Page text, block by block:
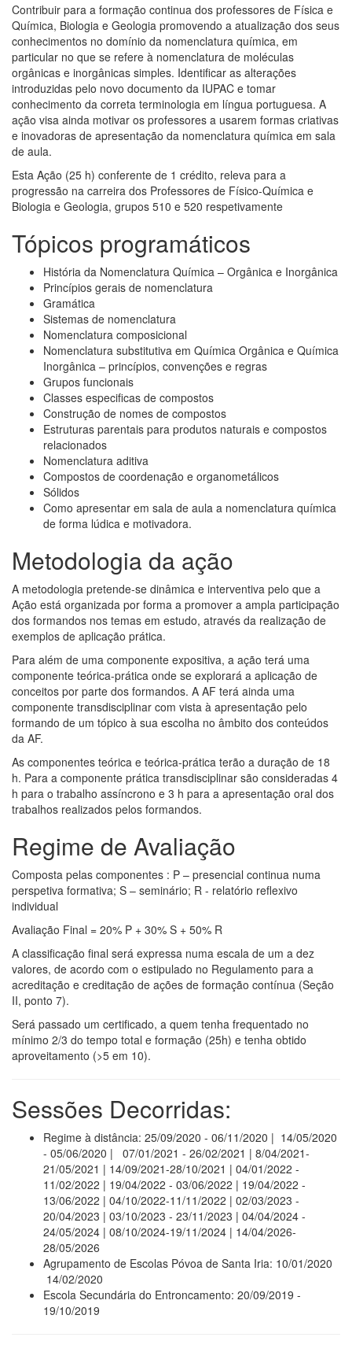
Contribuir para a formação continua dos professores de Física e
Química, Biologia e Geologia promovendo a atualização dos seus
conhecimentos no domínio da nomenclatura química, em
particular no que se refere à nomenclatura de moléculas
orgânicas e inorgânicas simples. Identificar as alterações
introduzidas pelo novo documento da IUPAC e tomar
conhecimento da correta terminologia em língua portuguesa. A
ação visa ainda motivar os professores a usarem formas criativas
e inovadoras de apresentação da nomenclatura química em sala
de aula.
Esta Ação (25 h) conferente de 1 crédito, releva para a
progressão na carreira dos Professores de Físico-Química e
Biologia e Geologia, grupos 510 e 520 respetivamente
Tópicos programáticos
História da Nomenclatura Química – Orgânica e Inorgânica
Princípios gerais de nomenclatura
Gramática
Sistemas de nomenclatura
Nomenclatura composicional
Nomenclatura substitutiva em Química Orgânica e Química
Inorgânica – princípios, convenções e regras
Grupos funcionais
Classes especificas de compostos
Construção de nomes de compostos
Estruturas parentais para produtos naturais e compostos
relacionados
Nomenclatura aditiva
Compostos de coordenação e organometálicos
Sólidos
Como apresentar em sala de aula a nomenclatura química
de forma lúdica e motivadora.
Metodologia da ação
A metodologia pretende-se dinâmica e interventiva pelo que a
Ação está organizada por forma a promover a ampla participação
dos formandos nos temas em estudo, através da realização de
exemplos de aplicação prática.
Para além de uma componente expositiva, a ação terá uma
componente teórica-prática onde se explorará a aplicação de
conceitos por parte dos formandos. A AF terá ainda uma
componente transdisciplinar com vista à apresentação pelo
formando de um tópico à sua escolha no âmbito dos conteúdos
da AF.
As componentes teórica e teórica-prática terão a duração de 18
h. Para a componente prática transdisciplinar são consideradas 4
h para o trabalho assíncrono e 3 h para a apresentação oral dos
trabalhos realizados pelos formandos.
Regime de Avaliação
Composta pelas componentes : P – presencial continua numa
perspetiva formativa; S – seminário; R - relatório reflexivo
individual
Avaliação Final = 20% P + 30% S + 50% R
A classificação final será expressa numa escala de um a dez
valores, de acordo com o estipulado no Regulamento para a
acreditação e creditação de ações de formação contínua (Seção
II, ponto 7).
Será passado um certificado, a quem tenha frequentado no
mínimo 2/3 do tempo total e formação (25h) e tenha obtido
aproveitamento (>5 em 10).
Sessões Decorridas:
Regime à distância: 25/09/2020 - 06/11/2020 | 14/05/2020
- 05/06/2020 | 07/01/2021 - 26/02/2021 | 8/04/2021-
21/05/2021 | 14/09/2021-28/10/2021 | 04/01/2022 -
11/02/2022 | 19/04/2022 - 03/06/2022 | 19/04/2022 -
13/06/2022 | 04/10/2022-11/11/2022 | 02/03/2023 -
20/04/2023 | 03/10/2023 - 23/11/2023 | 04/04/2024 -
24/05/2024 | 08/10/2024-19/11/2024 | 14/04/2026-
28/05/2026
Agrupamento de Escolas Póvoa de Santa Iria: 10/01/2020
14/02/2020
Escola Secundária do Entroncamento: 20/09/2019 -
19/10/2019